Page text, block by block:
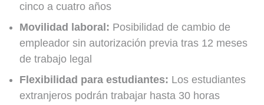
cinco a cuatro años
Movilidad laboral: Posibilidad de cambio de
empleador sin autorización previa tras 12 meses
de trabajo legal
Flexibilidad para estudiantes: Los estudiantes
extranjeros podrán trabajar hasta 30 horas